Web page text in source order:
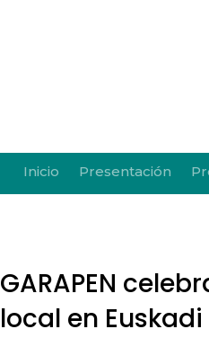
Inicio Presentación
GARAPEN
local en Euskadi